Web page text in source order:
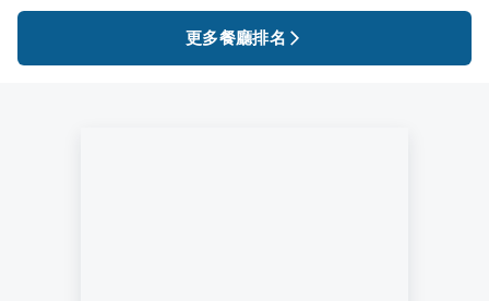
更多餐廳排名